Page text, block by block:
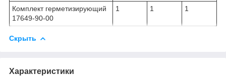
Комплект герметизирующий
17649-90-00
1 1 1
Скрыть
Характеристики